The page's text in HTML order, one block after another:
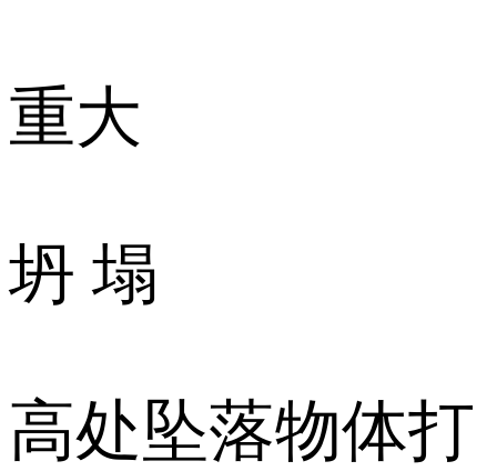
重大
坍 塌
高处坠落物体打